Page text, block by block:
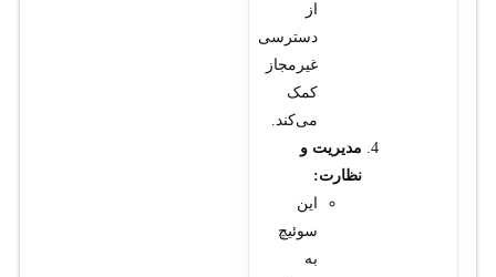
از
دسترسی
غیرمجاز
کمک
می‌کند.
مدیریت و
نظارت:
این
سوئیچ
به